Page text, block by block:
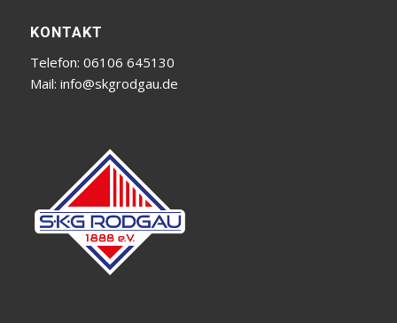
KONTAKT
Telefon: 06106 645130
Mail: info@skgrodgau.de